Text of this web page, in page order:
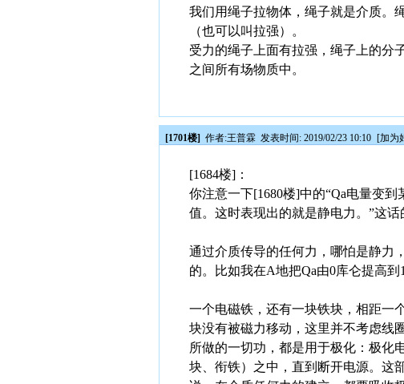
我们用绳子拉物体，绳子就是介质。
（也可以叫拉强）。
受力的绳子上面有拉强，绳子上的分
之间所有场物质中。
[1701楼] 作者:王普霖 发表时间: 2019/02/23 10:10 [加为
[1684楼]：
你注意一下[1680楼]中的“Qa电量变
值。这时表现出的就是静电力。”这话
通过介质传导的任何力，哪怕是静力
的。比如我在A地把Qa由0库仑提高
一个电磁铁，还有一块铁块，相距一
块没有被磁力移动，这里并不考虑线
所做的一切功，都是用于极化：极化
块、衔铁）之中，直到断开电源。这